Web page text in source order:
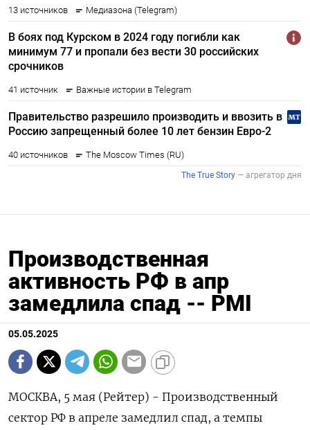
Производственная
активность РФ в апр
замедлила спад -- PMI
05.05.2025
МОСКВА, 5 мая (Рейтер) - Производственный
сектор РФ в апреле замедлил спад, а темпы